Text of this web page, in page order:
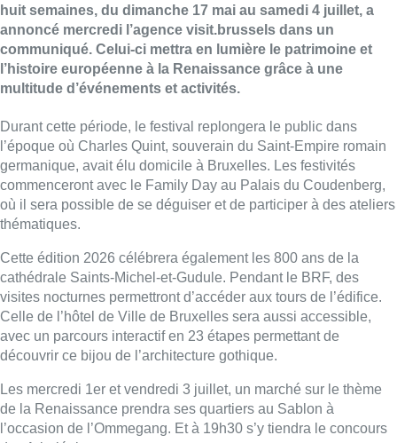
huit semaines, du dimanche 17 mai au samedi 4 juillet, a
annoncé mercredi l’agence visit.brussels dans un
communiqué. Celui-ci mettra en lumière le patrimoine et
l’histoire européenne à la Renaissance grâce à une
multitude d’événements et activités.
Durant cette période, le festival replongera le public dans
l’époque où Charles Quint, souverain du Saint-Empire romain
germanique, avait élu domicile à Bruxelles. Les festivités
commenceront avec le Family Day au Palais du Coudenberg,
où il sera possible de se déguiser et de participer à des ateliers
thématiques.
Cette édition 2026 célébrera également les 800 ans de la
cathédrale Saints-Michel-et-Gudule. Pendant le BRF, des
visites nocturnes permettront d’accéder aux tours de l’édifice.
Celle de l’hôtel de Ville de Bruxelles sera aussi accessible,
avec un parcours interactif en 23 étapes permettant de
découvrir ce bijou de l’architecture gothique.
Les mercredi 1er et vendredi 3 juillet, un marché sur le thème
de la Renaissance prendra ses quartiers au Sablon à
l’occasion de l’Ommegang. Et à 19h30 s’y tiendra le concours